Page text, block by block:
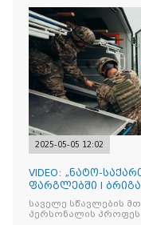
2025-05-05 12:02
VIDEO: „ნატო-
ფარგლებში I
საველე
საველე სწავლების
პერსონალის